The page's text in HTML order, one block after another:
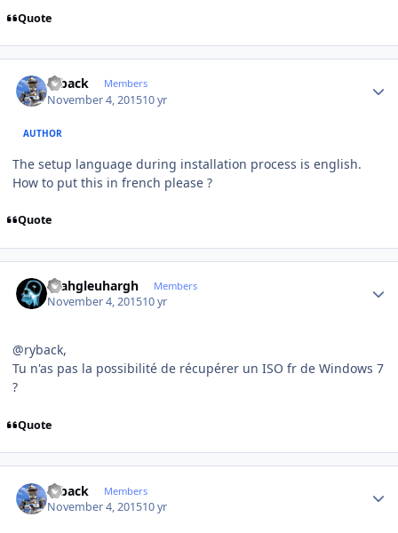
Quote
ryback Members
November 4, 201510 yr
AUTHOR
The setup language during installation process is english.
How to put this in french please ?
Quote
rhahgleuhargh Members
November 4, 201510 yr
@ryback,
Tu n'as pas la possibilité de récupérer un ISO fr de Windows 7
?
Quote
ryback Members
November 4, 201510 yr